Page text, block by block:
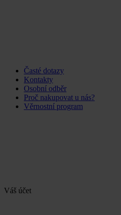
Časté dotazy
Kontakty
Osobní odběr
Proč nakupovat u nás?
Věrnostní program
Váš účet